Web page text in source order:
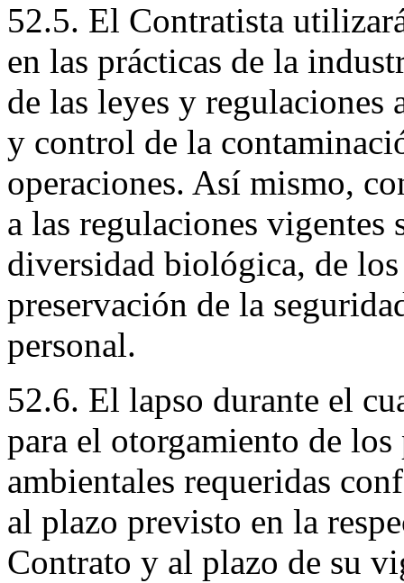
52.5. El Contratista
en las prácticas de la
de las leyes y regulaciones
y control de la
operaciones. Así mismo,
a las regulaciones vigentes
diversidad biológica, de
preservación de la
personal.
52.6. El lapso durante el
para el otorgamiento de
ambientales requeridas
al plazo previsto en la
Contrato y al plazo de su